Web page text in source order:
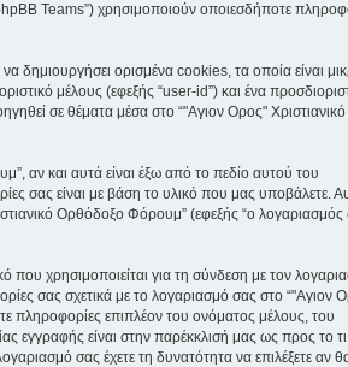
Teams”) χρησιμοποιούν οποιεσδήποτε
δημιουργήσει ορισμένα cookies, τα οποία είναι
μέλους (εφεξής “user-id”) και ένα
σε θέματα μέσα στο “"Αγιον Ορος" Χριστιανικό
αν και αυτά είναι έξω από το πεδίο αυτού του
σας είναι με βάση το υλικό που μας υποβάλετε.
Ορθόδοξο Φόρουμ” (εφεξής “ο λογαριασμός
χρησιμοποιείται για τη σύνδεση με τον
σας σχετικά με το λογαριασμό σας στο “"Αγιον
πληροφορίες επιπλέον του ονόματος μέλους, του
εγγραφής είναι στην παρέκκλισή μας ως προς το τι
σας έχετε τη δυνατότητα να επιλέξετε αν